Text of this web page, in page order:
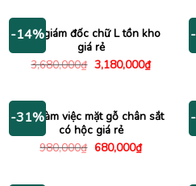
-14%
Bàn giám đốc chữ L tồn kho
giá rẻ
3,680,000₫ Giá
gốc
3,180,000₫Giá
hiện
-31%
Bàn làm việc mặt gỗ chân sắt
có hộc giá rẻ
980,000₫ Giá
680,000₫Giá
hiện